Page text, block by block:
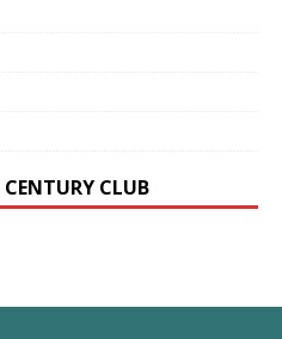
CENTURY CLUB